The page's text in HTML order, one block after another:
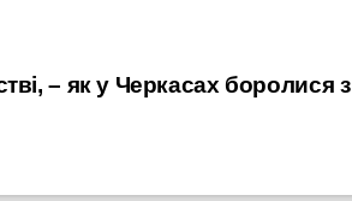
– як у Черкасах боролися з